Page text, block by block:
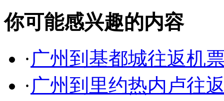
你可能感兴趣的内容
·广州到基都城往返机
·广州到里约热内卢往